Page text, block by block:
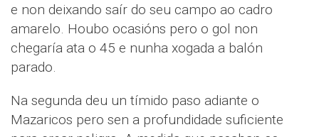
e non deixando saír do seu campo ao cadro
amarelo. Houbo ocasións pero o gol non
chegaría ata o 45 e nunha xogada a balón
parado.
Na segunda deu un tímido paso adiante o
Mazaricos pero sen a profundidade suficiente